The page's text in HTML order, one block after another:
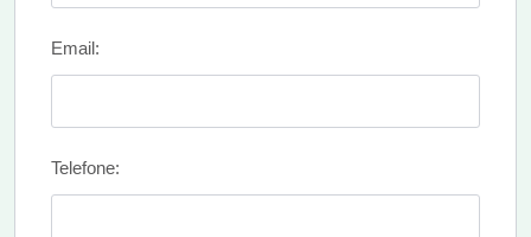
Email:
Telefone: